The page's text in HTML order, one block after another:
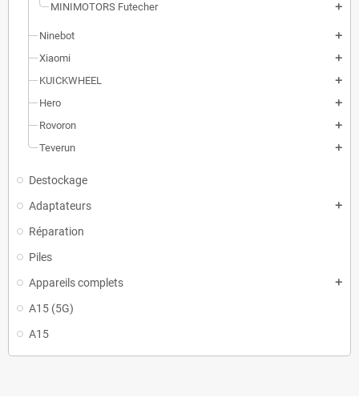
MINIMOTORS Futecher add
Ninebot add
Xiaomi add
KUICKWHEEL add
Hero add
Rovoron add
Teverun add
Destockage
Adaptateurs
add
Réparation
Piles
Appareils complets
add
A15 (5G)
A15